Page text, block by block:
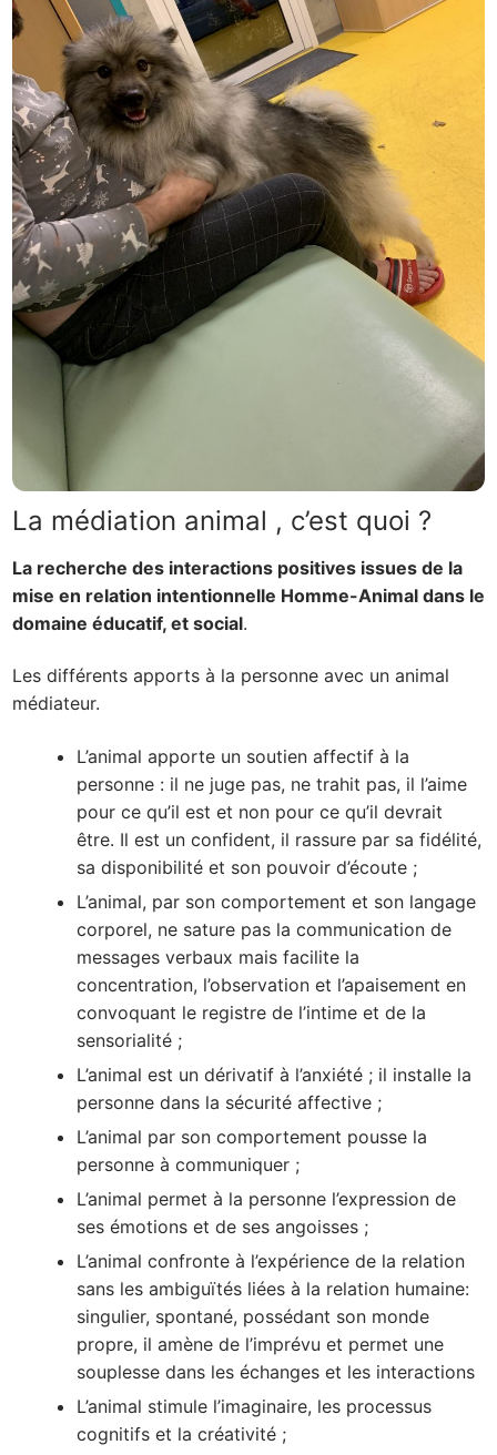
La médiation animal , c’est quoi ?
La recherche des interactions positives issues de la
mise en relation intentionnelle Homme-Animal dans le
domaine éducatif, et social.
Les différents apports à la personne avec un animal
médiateur.
L’animal apporte un soutien affectif à la
personne : il ne juge pas, ne trahit pas, il l’aime
pour ce qu’il est et non pour ce qu’il devrait
être. Il est un confident, il rassure par sa fidélité,
sa disponibilité et son pouvoir d’écoute ;
L’animal, par son comportement et son langage
corporel, ne sature pas la communication de
messages verbaux mais facilite la
concentration, l’observation et l’apaisement en
convoquant le registre de l’intime et de la
sensorialité ;
L’animal est un dérivatif à l’anxiété ; il installe la
personne dans la sécurité affective ;
L’animal par son comportement pousse la
personne à communiquer ;
L’animal permet à la personne l’expression de
ses émotions et de ses angoisses ;
L’animal confronte à l’expérience de la relation
sans les ambiguïtés liées à la relation humaine:
singulier, spontané, possédant son monde
propre, il amène de l’imprévu et permet une
souplesse dans les échanges et les interactions
L’animal stimule l’imaginaire, les processus
cognitifs et la créativité ;